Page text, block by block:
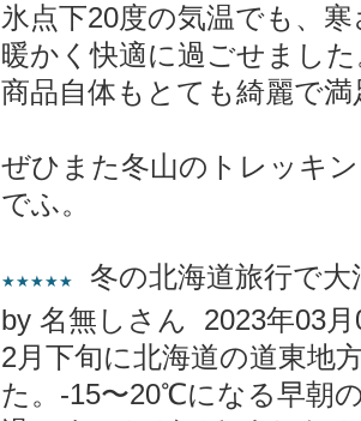
氷点下20度の気温でも、
暖かく快適に過ごせまし
商品自体もとても綺麗で
ぜひまた冬山のトレッキ
でふ。
★★★★★
冬の北海道旅行で
by 名無しさん 2023年03月
2月下旬に北海道の道東地
た。-15〜20℃になる早朝